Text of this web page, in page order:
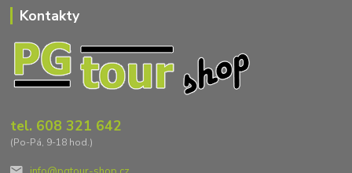
Kontakty
tel. 608 321 642
(Po-Pá, 9-18 hod.)